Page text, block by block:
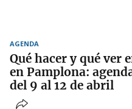
AGENDA
Qué hacer y qué ver
en Pamplona:
del 9 al 12 de abril